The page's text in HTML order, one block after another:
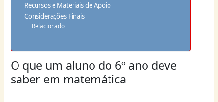
Recursos e Materiais de Apoio
Considerações Finais
Relacionado
O que um aluno do 6º ano deve
saber em matemática